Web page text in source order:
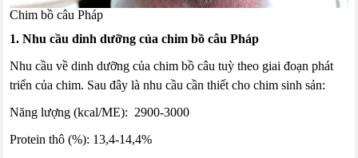
Chim bồ câu Pháp
1. Nhu cầu dinh dưỡng của chim bồ câu Pháp
Nhu cầu về dinh dưỡng của chim bồ câu tuỳ theo giai đoạn phát
triển của chim. Sau đây là nhu cầu cần thiết cho chim sinh sản:
Năng lượng (kcal/ME): 2900-3000
Protein thô (%): 13,4-14,4%